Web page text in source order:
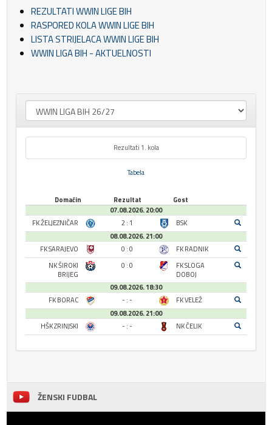
REZULTATI WWIN LIGE BIH
RASPORED KOLA WWIN LIGE BIH
LISTA STRIJELACA WWIN LIGE BIH
WWIN LIGA BIH - AKTUELNOSTI
Rezultati 1. kola
Tabela
Domaćin Rezultat
Gost
07.08.2026. 20:00
FK ŽELJEZNIČAR
2 : 1
BSK
08.08.2026. 21:00
FK SARAJEVO
0 : 0
FK RADNIK
NK ŠIROKI
BRIJEG
0 : 0
FK SLOGA
DOBOJ
09.08.2026. 18:30
FK BORAC
- : -
FK VELEŽ
09.08.2026. 21:00
HŠK ZRINJSKI
- : - NK ČELIK
ŽENSKI FUDBAL